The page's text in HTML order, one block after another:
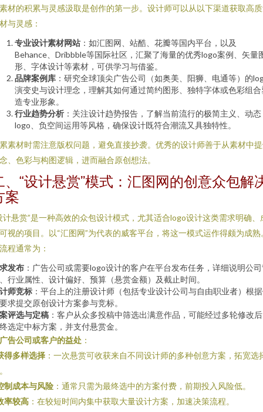
材的积累与灵感汲取是创作的第一步。设计师可以从以下渠道获取高
与灵感：
专业设计素材网站 ：如汇图网、站酷、花瓣等国内平台，以及
Behance、Dribbble等国际社区，汇聚了海量的优秀logo案例、矢量
形、字体设计等素材，可供学习与借鉴。
品牌案例库 ：研究全球顶尖广告公司（如奥美、阳狮、电通等）的
演变史与设计理念，理解其如何通过简约图形、独特字体或色彩组合
造专业形象。
行业趋势分析 ：关注设计趋势报告，了解当前流行的极简主义、动态
logo、负空间运用等风格，确保设计既符合潮流又具独特性。
素材时需注意版权问题，避免直接抄袭。优秀的设计师善于从素材中
、色彩与构图逻辑，进而融合原创想法。
、“设计悬赏”模式：汇图网的创意众包解
案
计悬赏”是一种高效的众包设计模式，尤其适合logo设计这类需求明确、
视的项目。以“汇图网”为代表的威客平台，将这一模式运作得颇为成熟
程通常为：
发布 ：广告公司或需要logo设计的客户在平台发布任务，详细说明公
行业属性、设计偏好、预算（悬赏金额）及截止时间。
师竞标 ：平台上的注册设计师（包括专业设计公司与自由职业者）根
求提交原创设计方案参与竞标。
评选与定稿 ：客户从众多投稿中筛选出满意作品，可能经过多轮修改
选定中标方案，并支付悬赏金。
告公司或客户的益处 ：
得多样选择 ：一次悬赏可收获来自不同设计师的多种创意方案，拓宽选
制成本与风险 ：通常只需为最终选中的方案付费，前期投入风险低。
率较高 ：在较短时间内集中获取大量设计方案，加速决策流程。